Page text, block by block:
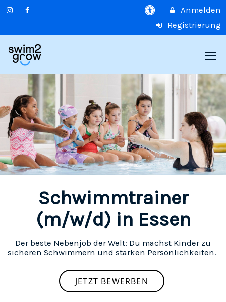
Anmelden
Registrierung
Schwimmtrainer
(m/w/d) in Essen
Der beste Nebenjob der Welt: Du machst Kinder zu
sicheren Schwimmern und starken Persönlichkeiten.
JETZT BEWERBEN